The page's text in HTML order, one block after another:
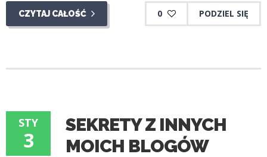
CZYTAJ CAŁOŚĆ 0 PODZIEL SIĘ
STY
3
SEKRETY Z INNYCH
MOICH BLOGÓW